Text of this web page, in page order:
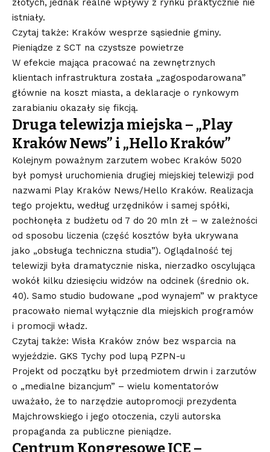
złotych, jednak realne wpływy z rynku praktycznie nie
istniały.
Czytaj także: Kraków wesprze sąsiednie gminy.
Pieniądze z SCT na czystsze powietrze
W efekcie mająca pracować na zewnętrznych
klientach infrastruktura została „zagospodarowana”
głównie na koszt miasta, a deklaracje o rynkowym
zarabianiu okazały się fikcją.
Druga telewizja miejska – „Play
Kraków News” i „Hello Kraków”
Kolejnym poważnym zarzutem wobec Kraków 5020
był pomysł uruchomienia drugiej miejskiej telewizji pod
nazwami Play Kraków News/Hello Kraków. Realizacja
tego projektu, według urzędników i samej spółki,
pochłonęła z budżetu od 7 do 20 mln zł – w zależności
od sposobu liczenia (część kosztów była ukrywana
jako „obsługa techniczna studia”). Oglądalność tej
telewizji była dramatycznie niska, nierzadko oscylująca
wokół kilku dziesięciu widzów na odcinek (średnio ok.
40). Samo studio budowane „pod wynajem” w praktyce
pracowało niemal wyłącznie dla miejskich programów
i promocji władz.
Czytaj także: Wisła Kraków znów bez wsparcia na
wyjeździe. GKS Tychy pod lupą PZPN-u
Projekt od początku był przedmiotem drwin i zarzutów
o „medialne bizancjum” – wielu komentatorów
uważało, że to narzędzie autopromocji prezydenta
Majchrowskiego i jego otoczenia, czyli autorska
propaganda za publiczne pieniądze.
Centrum Kongresowe ICE –